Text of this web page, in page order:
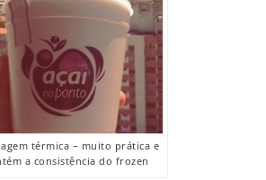
térmica – muito prática e
a consistência do frozen